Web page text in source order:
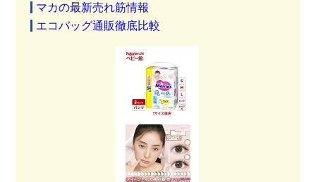
マカの最新売れ筋情報
エコバッグ通販徹底比較